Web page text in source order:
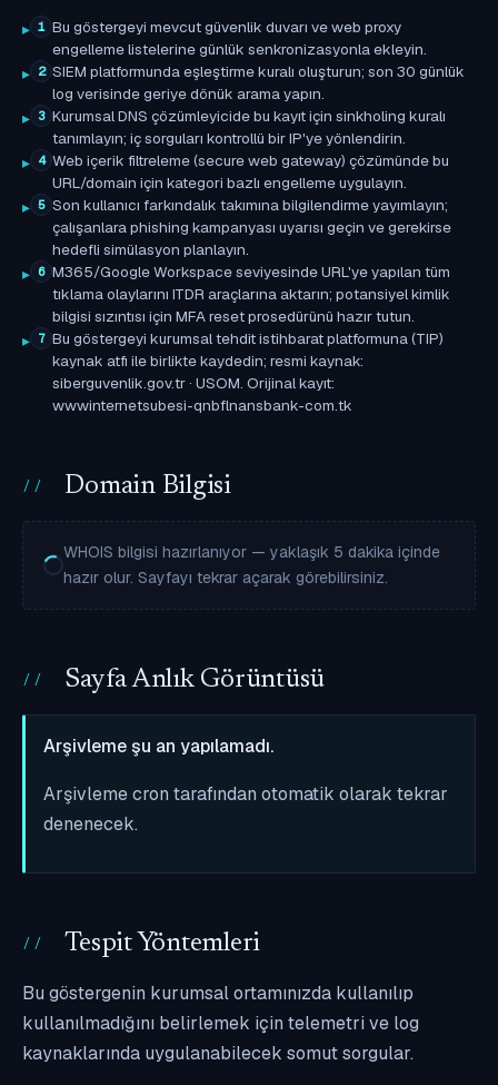
1 Bu göstergeyi mevcut güvenlik duvarı ve web proxy
engelleme listelerine günlük senkronizasyonla ekleyin.
2 SIEM platformunda eşleştirme kuralı oluşturun; son 30 günlük
log verisinde geriye dönük arama yapın.
3 Kurumsal DNS çözümleyicide bu kayıt için sinkholing kuralı
tanımlayın; iç sorguları kontrollü bir IP'ye yönlendirin.
4 Web içerik filtreleme (secure web gateway) çözümünde bu
URL/domain için kategori bazlı engelleme uygulayın.
5 Son kullanıcı farkındalık takımına bilgilendirme yayımlayın;
çalışanlara phishing kampanyası uyarısı geçin ve gerekirse
hedefli simülasyon planlayın.
6 M365/Google Workspace seviyesinde URL'ye yapılan tüm
tıklama olaylarını ITDR araçlarına aktarın; potansiyel kimlik
bilgisi sızıntısı için MFA reset prosedürünü hazır tutun.
7 Bu göstergeyi kurumsal tehdit istihbarat platformuna (TIP)
kaynak atfı ile birlikte kaydedin; resmi kaynak:
siberguvenlik.gov.tr · USOM. Orijinal kayıt:
wwwinternetsubesi-qnbflnansbank-com.tk
Domain Bilgisi
WHOIS bilgisi hazırlanıyor — yaklaşık 5 dakika içinde
hazır olur. Sayfayı tekrar açarak görebilirsiniz.
Sayfa Anlık Görüntüsü
Arşivleme şu an yapılamadı.
Arşivleme cron tarafından otomatik olarak tekrar
denenecek.
Tespit Yöntemleri
Bu göstergenin kurumsal ortamınızda kullanılıp
kullanılmadığını belirlemek için telemetri ve log
kaynaklarında uygulanabilecek somut sorgular.